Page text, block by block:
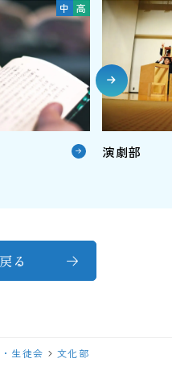
中 高
演劇部
る
生徒会
文化部